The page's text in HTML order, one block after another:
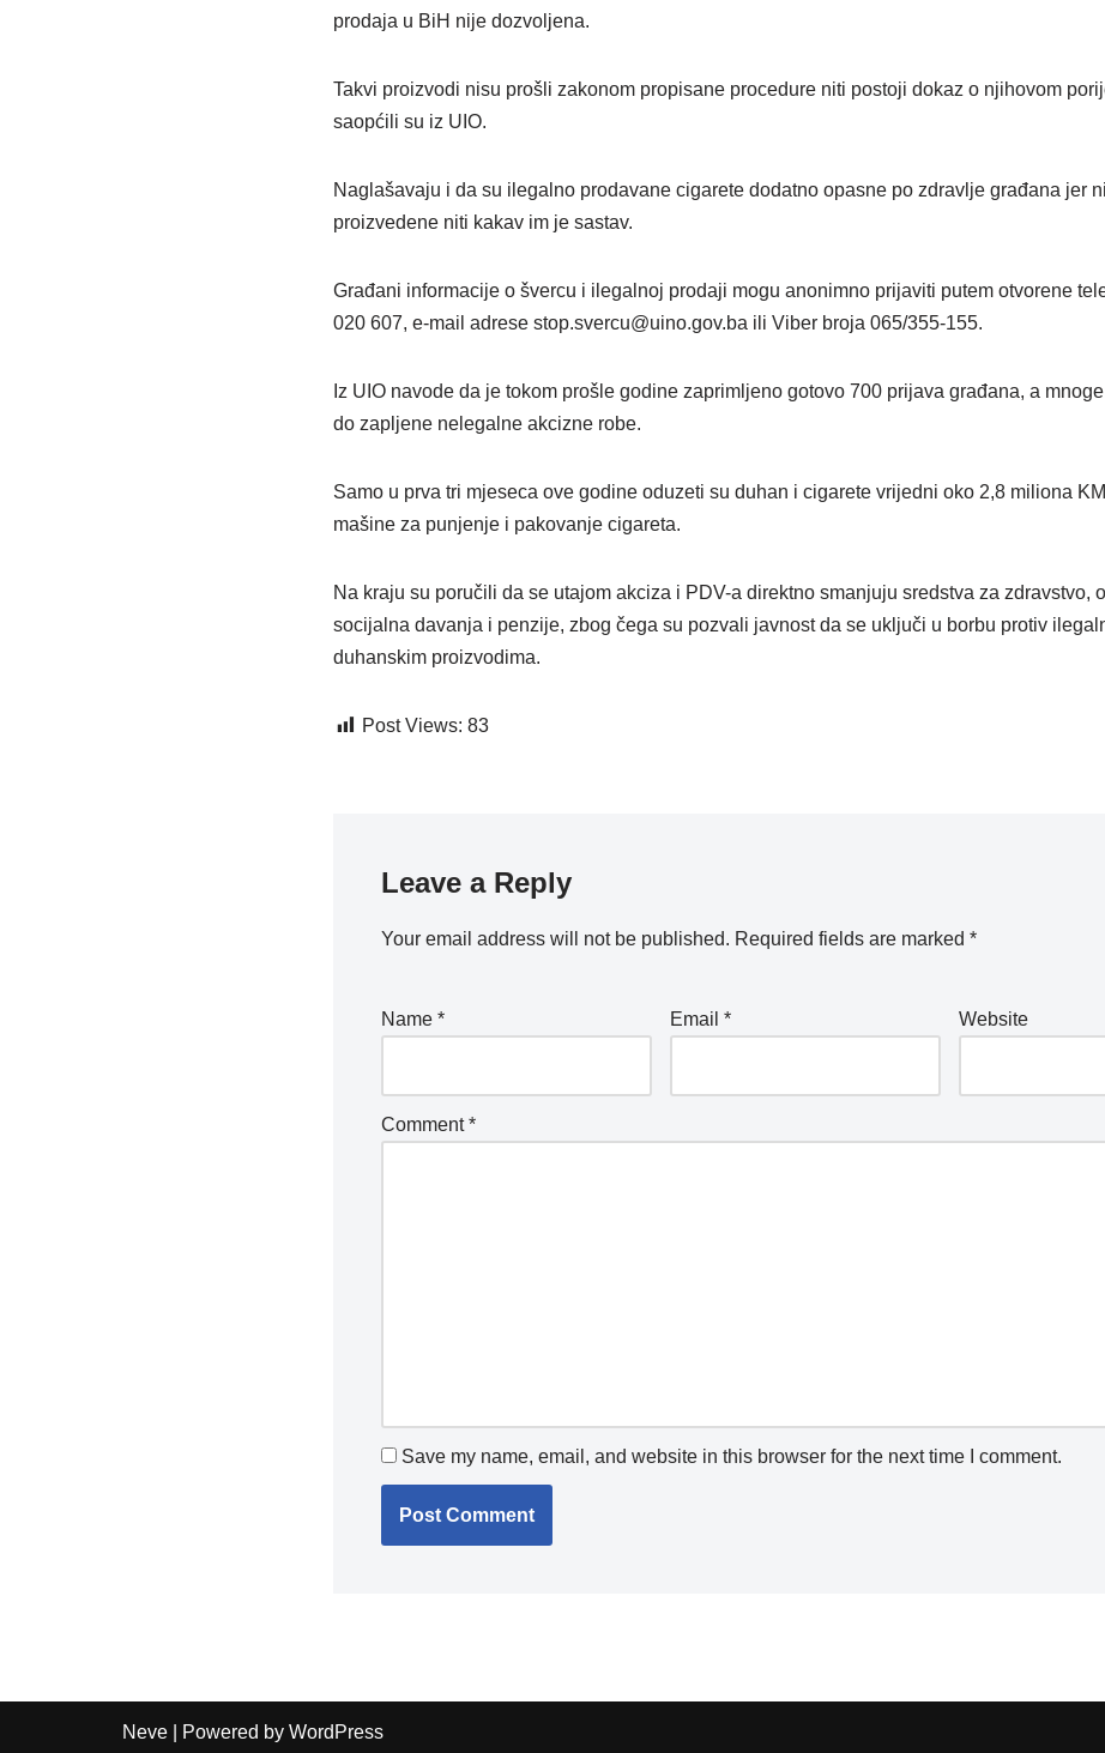
prodaja u BiH nije dozvoljena.
Takvi proizvodi nisu prošli zakonom propisane procedure niti postoji dokaz o njihovom
saopćili su iz UIO.
Naglašavaju i da su ilegalno prodavane cigarete dodatno opasne po zdravlje građana jer
proizvedene niti kakav im je sastav.
Građani informacije o švercu i ilegalnoj prodaji mogu anonimno prijaviti putem otvorene
020 607, e-mail adrese stop.svercu@uino.gov.ba ili Viber broja 065/355-155.
Iz UIO navode da je tokom prošle godine zaprimljeno gotovo 700 prijava građana, a
do zapljene nelegalne akcizne robe.
Samo u prva tri mjeseca ove godine oduzeti su duhan i cigarete vrijedni oko 2,8 miliona
mašine za punjenje i pakovanje cigareta.
Na kraju su poručili da se utajom akciza i PDV-a direktno smanjuju sredstva za zdravstvo,
socijalna davanja i penzije, zbog čega su pozvali javnost da se uključi u borbu protiv
duhanskim proizvodima.
Post Views: 83
Leave a Reply
Your email address will not be published. Required fields are marked *
Name * Email * Website
Comment*
Save my name, email, and website in this browser for the next time I comment.
Neve | Powered by WordPress